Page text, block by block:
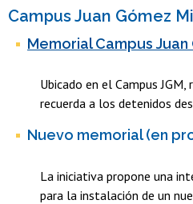
Campus Juan Gómez
Memorial Campus
Ubicado en el Campus
recuerda a los detenidos
​Nuevo memorial (en
La iniciativa propone una
para la instalación de un